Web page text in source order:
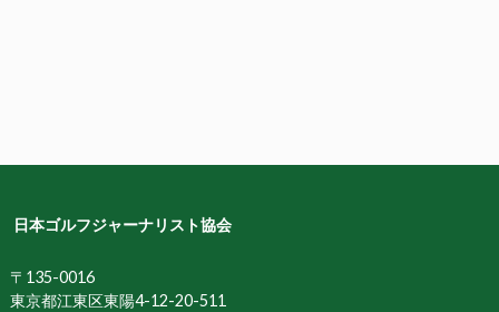
日本ゴルフジャーナリスト協会
〒135-0016
東京都江東区東陽4-12-20-511